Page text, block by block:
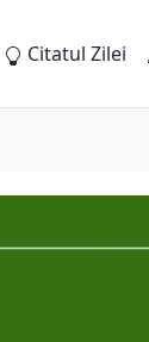
Citatul Zilei